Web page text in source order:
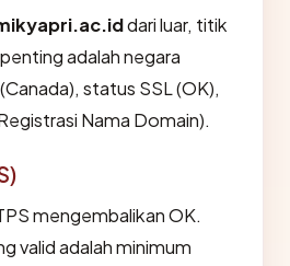
dari luar, titik
adalah negara
status SSL (OK),
Nama Domain).
mengembalikan OK.
valid adalah minimum